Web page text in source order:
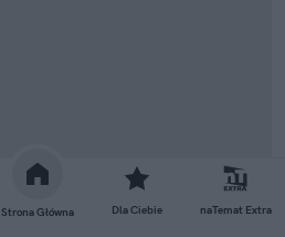
Strona Główna Dla Ciebie naTemat Extra